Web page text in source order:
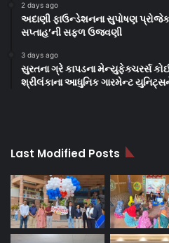
2 days ago
અદાણી ફાઉન્ડેશનના સુપોષણ
સપ્તાહ’ની સફળ ઉજવણી
3 days ago
સુરતના ગ્રે કાપડના મેન્યુફેક્ચરર્સ
શ્રીલંકાના આધુનિક ગારમેન્ટ
Last Modified Posts